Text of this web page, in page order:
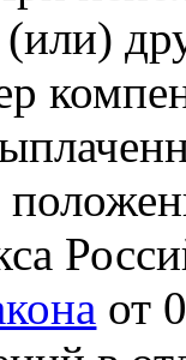
(или)
от